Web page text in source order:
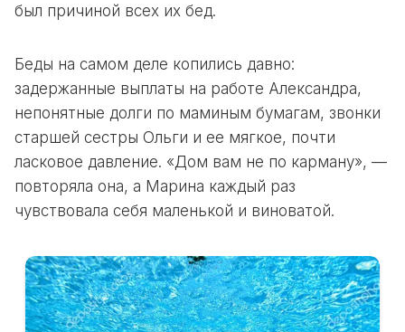
был причиной всех их бед.
Беды на самом деле копились давно:
задержанные выплаты на работе Александра,
непонятные долги по маминым бумагам, звонки
старшей сестры Ольги и ее мягкое, почти
ласковое давление. «Дом вам не по карману», —
повторяла она, а Марина каждый раз
чувствовала себя маленькой и виноватой.